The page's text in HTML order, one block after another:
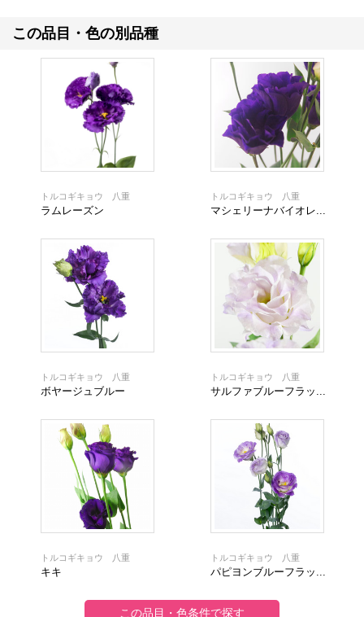
この品目・色の別品種
トルコギキョウ 八重
ラムレーズン
トルコギキョウ 八重
マシェリーナバイオレ...
トルコギキョウ 八重
ボヤージュブルー
トルコギキョウ 八重
サルファブルーフラッ...
トルコギキョウ 八重
キキ
トルコギキョウ 八重
パピヨンブルーフラッ...